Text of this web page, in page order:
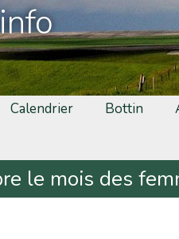
Calendrier Bottin
le mois des